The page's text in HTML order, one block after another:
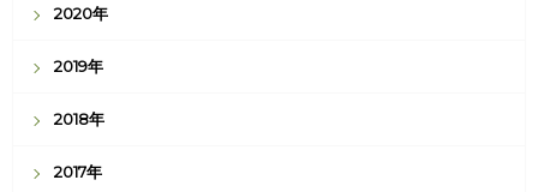
2020年
2019年
2018年
2017年